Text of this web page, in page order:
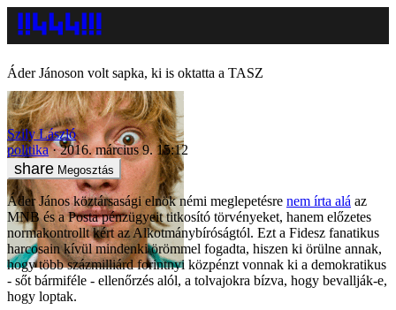
Áder Jánoson volt sapka, ki is oktatta a TASZ
Szily László
politika
2016. március 9. 15:12
Megosztás
Áder János köztársasági elnök némi meglepetésre nem írta alá az
MNB és a Posta pénzügyeit titkosító törvényeket, hanem előzetes
normakontrollt kért az Alkotmánybíróságtól. Ezt a Fidesz fanatikus
harcosain kívül mindenki örömmel fogadta, hiszen ki örülne annak,
hogy több százmilliárd forintnyi közpénzt vonnak ki a demokratikus
- sőt bármiféle - ellenőrzés alól, a tolvajokra bízva, hogy bevallják-e,
hogy loptak.